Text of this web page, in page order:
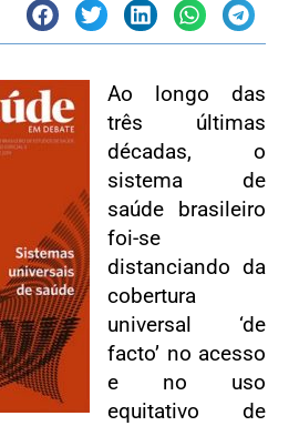
Ao longo das
três últimas
décadas, o
sistema de
saúde brasileiro
foi-se
distanciando da
cobertura
universal ‘de
facto’ no acesso
e no uso
equitativo de